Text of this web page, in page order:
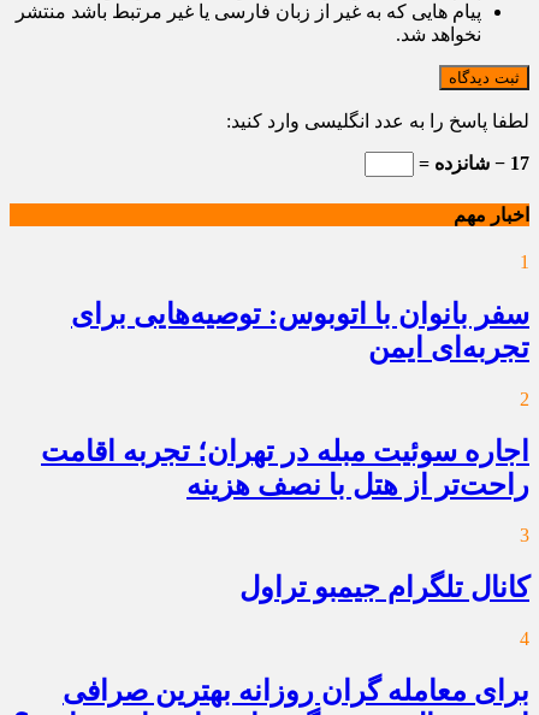
پیام هایی که به غیر از زبان فارسی یا غیر مرتبط باشد منتشر
نخواهد شد.
ثبت دیدگاه
لطفا پاسخ را به عدد انگلیسی وارد کنید:
17 − شانزده =
اخبار مهم
1
سفر بانوان با اتوبوس: توصیه‌هایی برای
تجربه‌ای ایمن
2
اجاره سوئیت مبله در تهران؛ تجربه اقامت
راحت‌تر از هتل با نصف هزینه
3
کانال تلگرام جیمبو تراول
4
برای معامله گران روزانه بهترین صرافی